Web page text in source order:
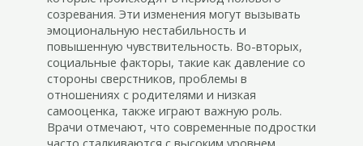
созревания. Эти изменения могут вызывать
эмоциональную нестабильность и
повышенную чувствительность. Во-вторых,
социальные факторы, такие как давление со
стороны сверстников, проблемы в
отношениях с родителями и низкая
самооценка, также играют важную роль.
Врачи отмечают, что современные подростки